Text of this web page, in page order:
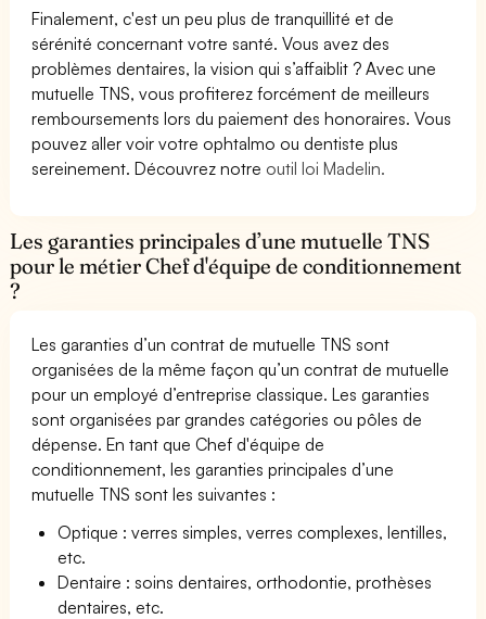
Finalement, c'est un peu plus de tranquillité et de
sérénité concernant votre santé. Vous avez des
problèmes dentaires, la vision qui s’affaiblit ? Avec une
mutuelle TNS, vous profiterez forcément de meilleurs
remboursements lors du paiement des honoraires. Vous
pouvez aller voir votre ophtalmo ou dentiste plus
sereinement. Découvrez notre outil loi Madelin.
Les garanties principales d’une mutuelle TNS
pour le métier Chef d'équipe de conditionnement
?
Les garanties d’un contrat de mutuelle TNS sont
organisées de la même façon qu’un contrat de mutuelle
pour un employé d’entreprise classique. Les garanties
sont organisées par grandes catégories ou pôles de
dépense. En tant que Chef d'équipe de
conditionnement, les garanties principales d’une
mutuelle TNS sont les suivantes :
Optique : verres simples, verres complexes, lentilles,
etc.
Dentaire : soins dentaires, orthodontie, prothèses
dentaires, etc.